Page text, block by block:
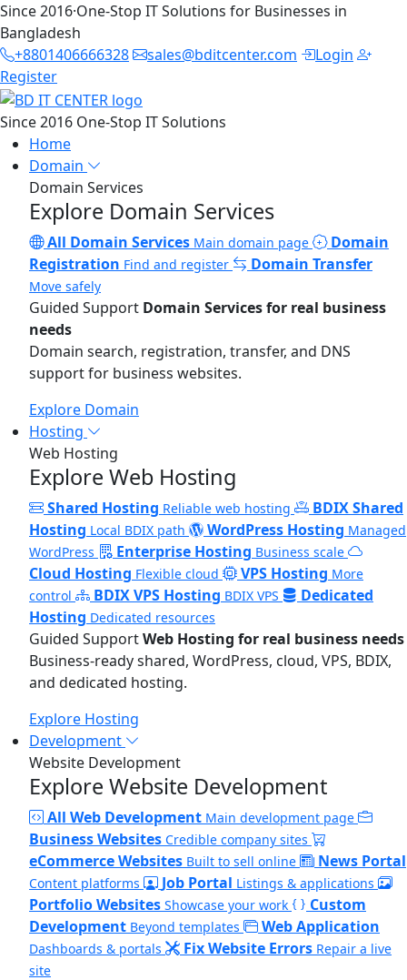
Since 2016·One-Stop IT Solutions for Businesses in
Bangladesh
+8801406666328
sales@bditcenter.com
Login
Register
Since 2016 One-Stop IT Solutions
Home
Domain
Domain Services
Explore Domain Services
All Domain Services Main domain page
Domain
Registration Find and register Domain Transfer
Move safely
Guided Support Domain Services for real business
needs
Domain search, registration, transfer, and DNS
support for business websites.
Explore Domain
Hosting
Web Hosting
Explore Web Hosting
Shared Hosting Reliable web hosting
BDIX Shared
Hosting Local BDIX path WordPress Hosting Managed
WordPress
Enterprise Hosting Business scale
Cloud Hosting Flexible cloud VPS Hosting More
control
BDIX VPS Hosting BDIX VPS
Dedicated
Hosting Dedicated resources
Guided SupportWeb Hosting for real business needs
Business-ready shared, WordPress, cloud, VPS, BDIX,
and dedicated hosting.
Explore Hosting
Development
Website Development
Explore Website Development
All Web Development Main development page
Business Websites Credible company sites
eCommerce Websites Built to sell online News Portal
Content platforms Job Portal Listings & applications
Portfolio Websites Showcase your work
Custom
Development Beyond templates Web Application
Dashboards & portals Fix Website Errors Repair a live
site